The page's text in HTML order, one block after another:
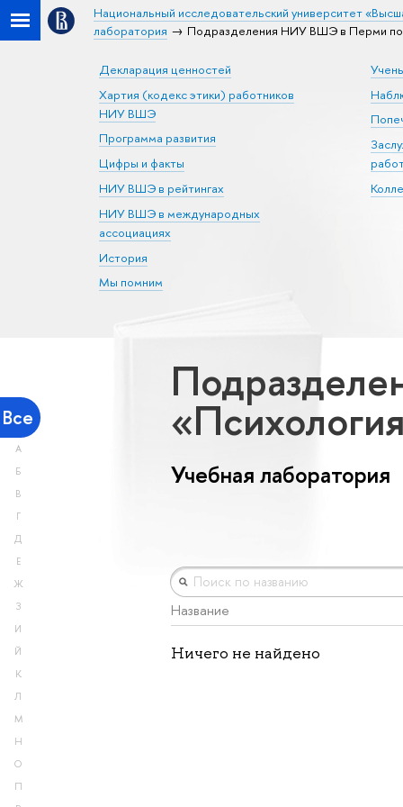
Национальный исследовательский университет
лаборатория
Подразделения НИУ ВШЭ в Перми по
Декларация ценностей
Хартия (кодекс этики) работников
НИУ ВШЭ
Программа развития
Цифры и факты
НИУ ВШЭ в рейтингах
НИУ ВШЭ в международных
ассоциациях
История
Мы помним
Все
А
Б
В
Г
Д
Е
Ж
З
И
Й
К
Л
М
Н
О
П
Учебная лаборатория
Название
Ничего не найдено